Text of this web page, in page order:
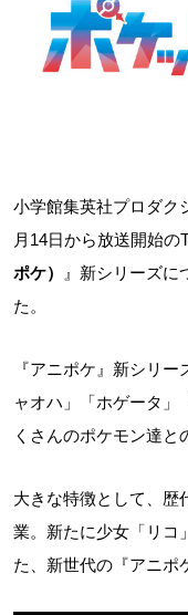
小学館集英社プロダク
月14日から放送開始の
ポケ）
』新シリーズに
た。
『アニポケ』新シリ
ャオハ」「ホゲータ」
くさんのポケモン達と
大きな特徴として、歴
業。新たに少女「リコ
た、新世代の『アニポ